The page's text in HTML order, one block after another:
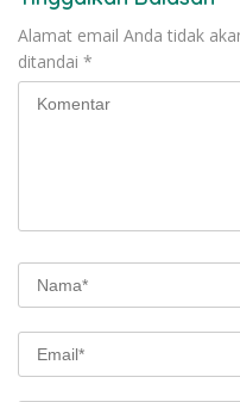
Alamat email Anda tidak
ditandai *